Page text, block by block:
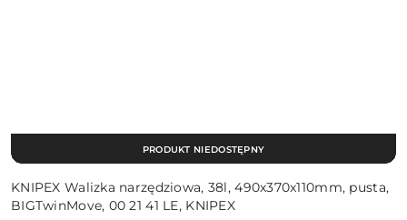
KNIPEX Walizka narzędziowa, 38l, 490x370x110mm, pusta,
BIGTwinMove, 00 21 41 LE, KNIPEX
PRODUKT NIEDOSTĘPNY